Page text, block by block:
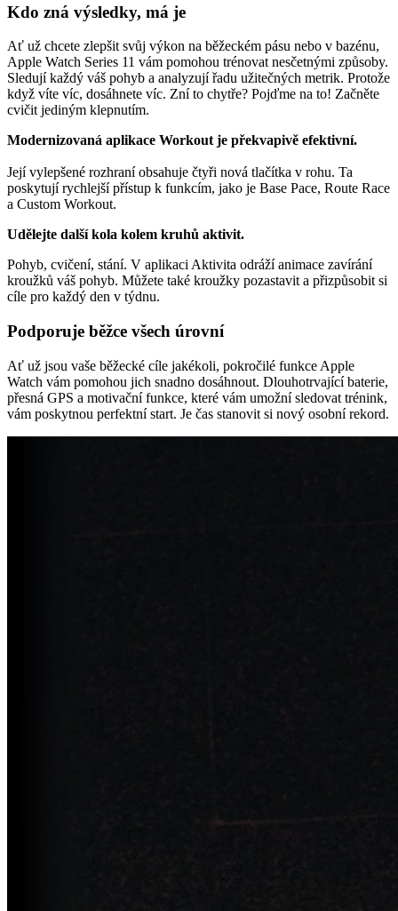
Kdo zná výsledky, má je
Ať už chcete zlepšit svůj výkon na běžeckém pásu nebo v bazénu,
Apple Watch Series 11 vám pomohou trénovat nesčetnými způsoby.
Sledují každý váš pohyb a analyzují řadu užitečných metrik. Protože
když víte víc, dosáhnete víc. Zní to chytře? Pojďme na to! Začněte
cvičit jediným klepnutím.
Modernizovaná aplikace Workout je překvapivě efektivní.
Její vylepšené rozhraní obsahuje čtyři nová tlačítka v rohu. Ta
poskytují rychlejší přístup k funkcím, jako je Base Pace, Route Race
a Custom Workout.
Udělejte další kola kolem kruhů aktivit.
Pohyb, cvičení, stání. V aplikaci Aktivita odráží animace zavírání
kroužků váš pohyb. Můžete také kroužky pozastavit a přizpůsobit si
cíle pro každý den v týdnu.
Podporuje běžce všech úrovní
Ať už jsou vaše běžecké cíle jakékoli, pokročilé funkce Apple
Watch vám pomohou jich snadno dosáhnout. Dlouhotrvající baterie,
přesná GPS a motivační funkce, které vám umožní sledovat trénink,
vám poskytnou perfektní start. Je čas stanovit si nový osobní rekord.